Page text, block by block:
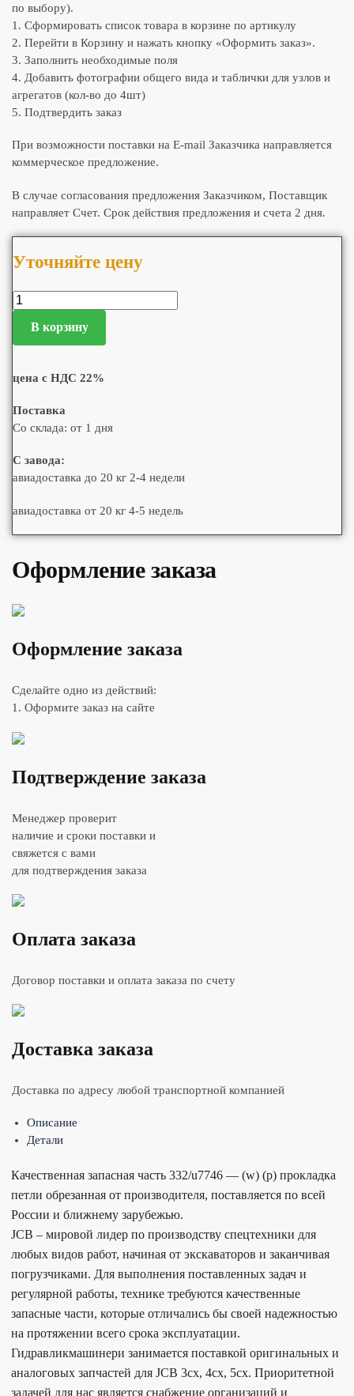
по выбору).
1. Сформировать список товара в корзине по артикулу
2. Перейти в Корзину и нажать кнопку «Оформить заказ».
3. Заполнить необходимые поля
4. Добавить фотографии общего вида и таблички для узлов и
агрегатов (кол-во до 4шт)
5. Подтвердить заказ
При возможности поставки на E-mail Заказчика направляется
коммерческое предложение.
В случае согласования предложения Заказчиком, Поставщик
направляет Счет. Срок действия предложения и счета 2 дня.
Уточняйте цену
В корзину
цена с НДС 22%
Поставка
Со склада: от 1 дня
С завода:
авиадоставка до 20 кг 2-4 недели
авиадоставка от 20 кг 4-5 недель
Оформление заказа
Оформление заказа
Сделайте одно из действий:
1. Оформите заказ на сайте
Подтверждение заказа
Менеджер проверит
наличие и сроки поставки и
свяжется с вами
для подтверждения заказа
Оплата заказа
Договор поставки и оплата заказа по счету
Доставка заказа
Доставка по адресу любой транспортной компанией
Описание
Детали
Качественная запасная часть 332/u7746 — (w) (p) прокладка
петли обрезанная от производителя, поставляется по всей
России и ближнему зарубежью.
JCB – мировой лидер по производству спецтехники для
любых видов работ, начиная от экскаваторов и заканчивая
погрузчиками. Для выполнения поставленных задач и
регулярной работы, технике требуются качественные
запасные части, которые отличались бы своей надежностью
на протяжении всего срока эксплуатации.
Гидравликмашинери занимается поставкой оригинальных и
аналоговых запчастей для JCB 3cx, 4cx, 5cx. Приоритетной
задачей для нас является снабжение организаций и